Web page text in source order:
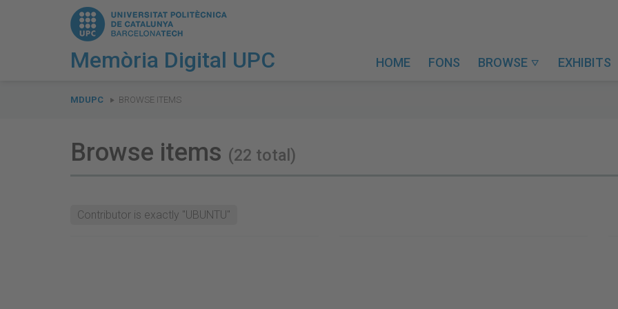
Memòria Digital UPC HOME FONS BROWSE  EXHIBITS
are
MDUPC BROWSE ITEMS
Browse items (22 total)
Contributor is exactly "UBUNTU"